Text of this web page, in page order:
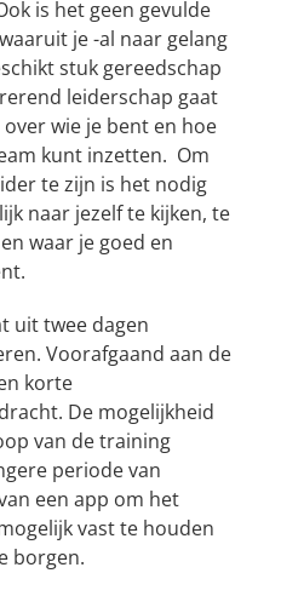
is het geen gevulde
je -al naar gelang
stuk gereedschap
leiderschap gaat
wie je bent en hoe
kunt inzetten. Om
te zijn is het nodig
naar jezelf te kijken, te
waar je goed en
uit twee dagen
Voorafgaand aan de
korte
De mogelijkheid
van de training
periode van
een app om het
vast te houden
borgen.